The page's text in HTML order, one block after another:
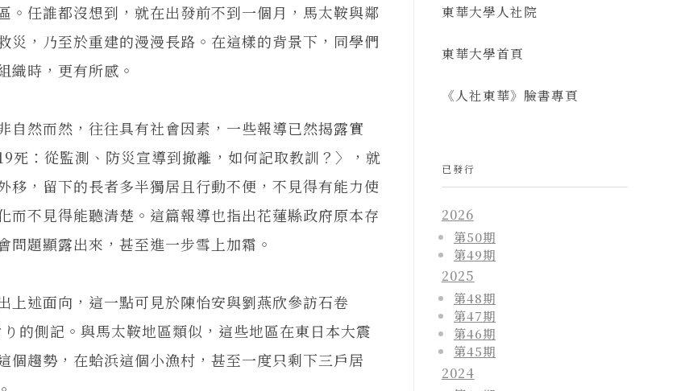
任誰都沒想到，就在出發前不到一個月，馬太鞍與鄰
，乃至於重建的漫漫長路。在這樣的背景下，同學們
織時，更有所感。
然而然，往往具有社會因素，一些報導已然揭露實
死：從監測、防災宣導到撤離，如何記取教訓？〉，就
，留下的長者多半獨居且行動不便，不見得有能力使
不見得能聽清楚。這篇報導也指出花蓮縣政府原本存
題顯露出來，甚至進一步雪上加霜。
述面向，這一點可見於陳怡安與劉燕欣參訪石卷
的側記。與馬太鞍地區類似，這些地區在東日本大震
趨勢，在蛤浜這個小漁村，甚至一度只剩下三戶居
東華大學人社院
東華大學首頁
《人社東華》臉書專頁
已發行
2026
第50期
第49期
2025
第48期
第47期
第46期
第45期
2024